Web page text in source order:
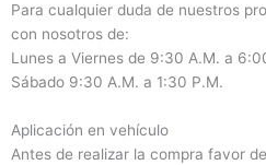
Para cualquier duda de nuestros
con nosotros de:
Lunes a Viernes de 9:30 A.M. a
Sábado 9:30 A.M. a 1:30 P.M.
Aplicación en vehículo
Antes de realizar la compra favor